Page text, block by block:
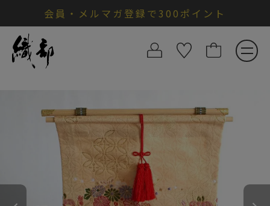
会員・メルマガ登録で300ポイント